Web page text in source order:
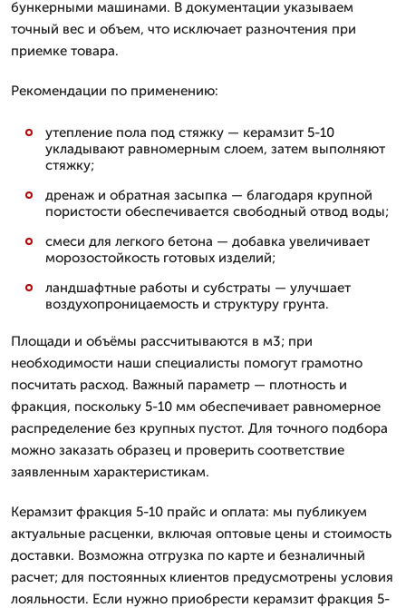
бункерными машинами. В документации указываем
точный вес и объем, что исключает разночтения при
приемке товара.
Рекомендации по применению:
утепление пола под стяжку — керамзит 5-10
укладывают равномерным слоем, затем выполняют
стяжку;
дренаж и обратная засыпка — благодаря крупной
пористости обеспечивается свободный отвод воды;
смеси для легкого бетона — добавка увеличивает
морозостойкость готовых изделий;
ландшафтные работы и субстраты — улучшает
воздухопроницаемость и структуру грунта.
Площади и объёмы рассчитываются в м3; при
необходимости наши специалисты помогут грамотно
посчитать расход. Важный параметр — плотность и
фракция, поскольку 5-10 мм обеспечивает равномерное
распределение без крупных пустот. Для точного подбора
можно заказать образец и проверить соответствие
заявленным характеристикам.
Керамзит фракция 5-10 прайс и оплата: мы публикуем
актуальные расценки, включая оптовые цены и стоимость
доставки. Возможна отгрузка по карте и безналичный
расчет; для постоянных клиентов предусмотрены условия
лояльности. Если нужно приобрести керамзит фракция 5-